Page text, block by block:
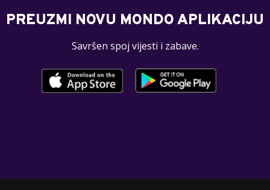
PREUZMI NOVU MONDO APLIKACIJU
Savršen spoj vijesti i zabave.